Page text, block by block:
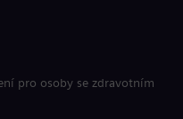
pro osoby se zdravotním